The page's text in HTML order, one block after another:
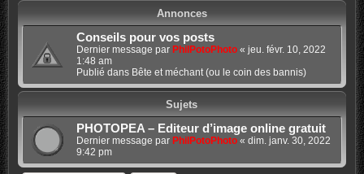
Annonces
Conseils pour vos posts
Dernier message par PhilPotoPhoto« jeu. févr. 10, 2022
1:48 am
Publié dans Bête et méchant (ou le coin des bannis)
Sujets
PHOTOPEA – Editeur d’image online gratuit
Dernier message par PhilPotoPhoto« dim. janv. 30, 2022
9:42 pm